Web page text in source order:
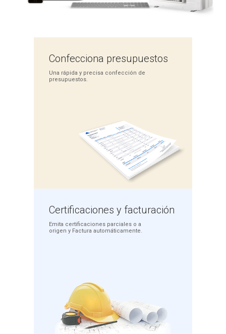
Confecciona presupuestos
Una rápida y precisa confección de
presupuestos.
Certificacionesy facturación
Emita certificaciones parciales o a
origen y Factura automáticamente.